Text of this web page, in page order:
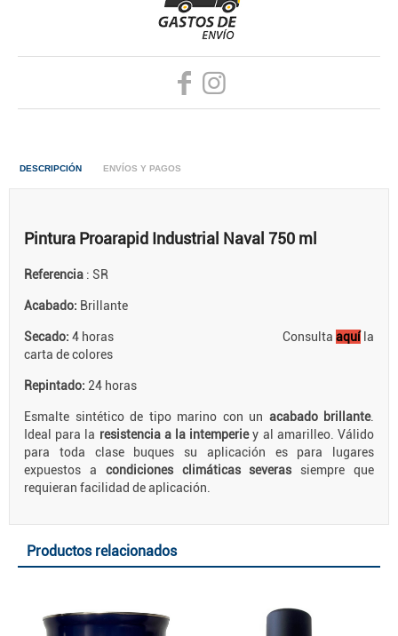
DESCRIPCIÓN ENVÍOS Y PAGOS
Pintura Proarapid Industrial Naval 750 ml
Referencia : SR
Acabado: Brillante
Secado:4 horas Consulta aquí la
carta de colores
Repintado: 24 horas
Esmalte sintético de tipo marino con un acabado brillante.
Ideal para la resistencia a la intemperiey al amarilleo. Válido
para toda clase buques su aplicación es para lugares
expuestos a condiciones climáticas severas siempre que
requieran facilidad de aplicación.
Productos relacionados